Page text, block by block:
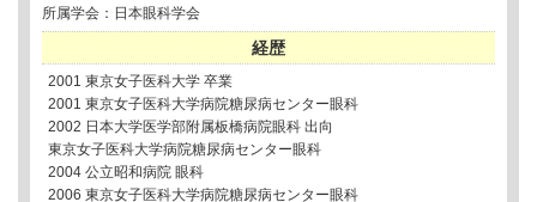
所属学会：日本眼科学会
経歴
2001 東京女子医科大学 卒業
2001 東京女子医科大学病院糖尿病センター眼科
2002 日本大学医学部附属板橋病院眼科 出向
東京女子医科大学病院糖尿病センター眼科
2004 公立昭和病院 眼科
2006 東京女子医科大学病院糖尿病センター眼科